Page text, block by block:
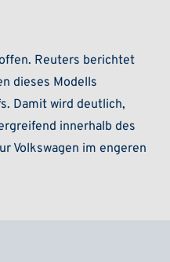
Reuters berichtet
dieses Modells
Damit wird deutlich,
innerhalb des
Volkswagen im engeren